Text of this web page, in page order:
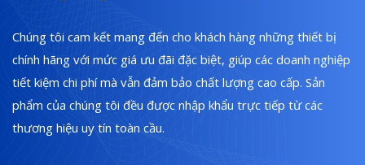
Chúng tôi cam kết mang đến cho khách hàng những thiết bị
chính hãng với mức giá ưu đãi đặc biệt, giúp các doanh nghiệp
tiết kiệm chi phí mà vẫn đảm bảo chất lượng cao cấp. Sản
phẩm của chúng tôi đều được nhập khẩu trực tiếp từ các
thương hiệu uy tín toàn cầu.